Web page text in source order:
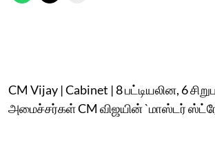
CM Vijay | Cabinet | 8 பட்டியலின, 6
அமைச்சர்கள் CM விஜயின் `மாஸ்டர்